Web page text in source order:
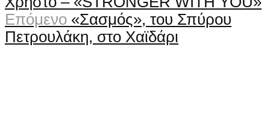
Επόμενο «Σασμός», του Σπύρου
Πετρουλάκη, στο Χαϊδάρι